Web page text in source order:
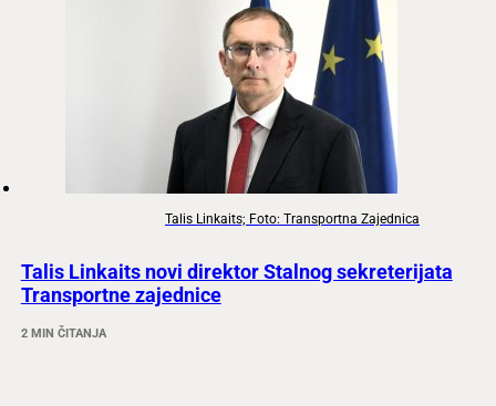
Talis Linkaits; Foto: Transportna Zajednica
Talis Linkaits novi direktor Stalnog sekreterijata
Transportne zajednice
2 MIN ČITANJA